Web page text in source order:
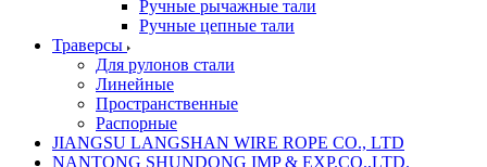
Ручные рычажные тали
Ручные цепные тали
Траверсы
Для рулонов стали
Линейные
Пространственные
Распорные
JIANGSU LANGSHAN WIRE ROPE CO., LTD
NANTONG SHUNDONG IMP & EXP.CO.,LTD.